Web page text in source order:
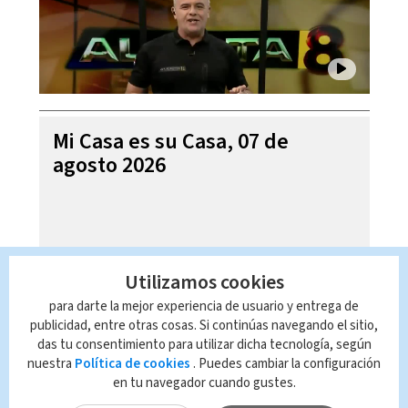
Mi Casa es su Casa, 07 de
agosto 2026
Utilizamos cookies
para darte la mejor experiencia de usuario y entrega de
publicidad, entre otras cosas. Si continúas navegando el sitio,
das tu consentimiento para utilizar dicha tecnología, según
nuestra Política de cookies . Puedes cambiar la configuración
en tu navegador cuando gustes.